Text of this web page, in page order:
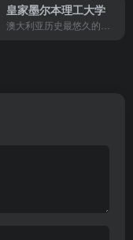
皇家墨尔本理工大学